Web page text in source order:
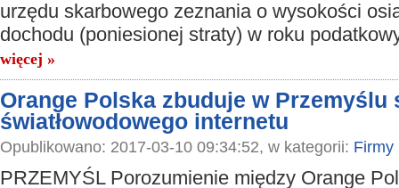
urzędu skarbowego zeznania o wysokości
dochodu (poniesionej straty) w roku
więcej »
Orange Polska zbuduje w Przemyślu
światłowodowego internetu
Opublikowano: 2017-03-10 09:34:52, w kategorii: Firmy
PRZEMYŚL Porozumienie między Orange